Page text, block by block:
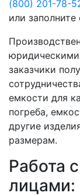
(800) 201-78-
или
заказчики
емкости для
погреба,
другие
размерам.
Работа
лицами: